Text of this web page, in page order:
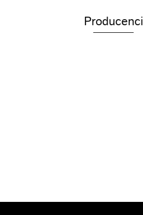
Producenci